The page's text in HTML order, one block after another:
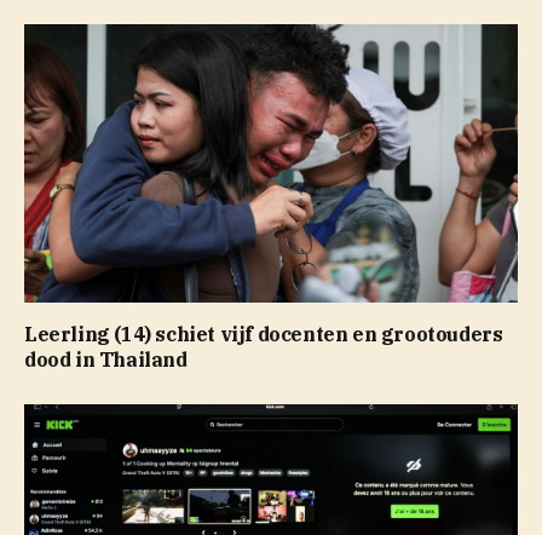
Leerling (14) schiet vijf docenten en grootouders
dood in Thailand